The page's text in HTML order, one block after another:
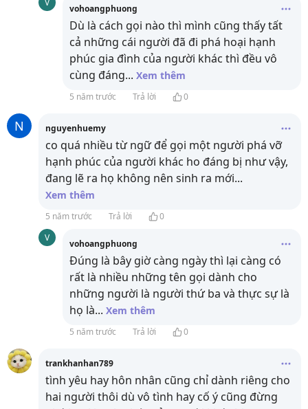
vohoangphuong
Dù là cách gọi nào thì mình cũng thấy tất
cả những cái người đã đi phá hoại hạnh
phúc gia đình của người khác thì đều vô
cùng đáng... Xem thêm
5 năm trước Trả lời 0
N nguyenhuemy
co quá nhiều từ ngữ để gọi một người phá vỡ
hạnh phúc của người khác ho đáng bị như vậy,
đang lẽ ra họ không nên sinh ra mới...
Xem thêm
5 năm trước Trả lời
0
V
vohoangphuong
Đúng là bây giờ càng ngày thì lại càng có
rất là nhiều những tên gọi dành cho
những người là người thứ ba và thực sự là
họ là... Xem thêm
5 năm trước Trả lời 0
trankhanhan789
tình yêu hay hôn nhân cũng chỉ dành riêng cho
hai người thôi dù vô tình hay cố ý cũng đừng